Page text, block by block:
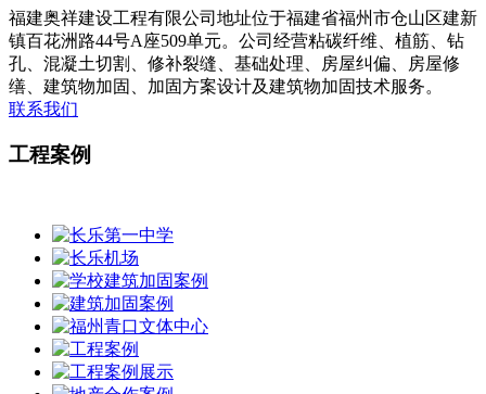
福建奥祥建设工程有限公司地址位于福建省福州市仓山区建新
镇百花洲路44号A座509单元。公司经营粘碳纤维、植筋、钻
孔、混凝土切割、修补裂缝、基础处理、房屋纠偏、房屋修
缮、建筑物加固、加固方案设计及建筑物加固技术服务。
联系我们
工程案例